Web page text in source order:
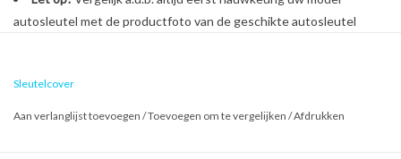
autosleutel met de productfoto van de geschikte autosleutel
Sleutelcover
Aan verlanglijst toevoegen /Toevoegen om te vergelijken /Afdrukken